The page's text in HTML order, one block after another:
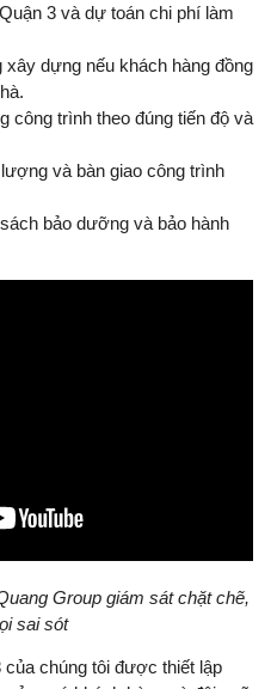
3 và dự toán chi phí làm
dựng nếu khách hàng đồng
công trình theo đúng tiến độ và
và bàn giao công trình
bảo dưỡng và bảo hành
Group giám sát chặt chẽ,
sai sót
chúng tôi được thiết lập